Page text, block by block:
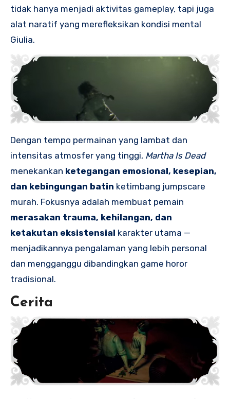
tidak hanya menjadi aktivitas gameplay, tapi juga
alat naratif yang merefleksikan kondisi mental
Giulia.
Dengan tempo permainan yang lambat dan
intensitas atmosfer yang tinggi, Martha Is Dead
menekankan ketegangan emosional, kesepian,
dan kebingungan batin ketimbang jumpscare
murah. Fokusnya adalah membuat pemain
merasakan trauma, kehilangan, dan
ketakutan eksistensial karakter utama —
menjadikannya pengalaman yang lebih personal
dan mengganggu dibandingkan game horor
tradisional.
Cerita